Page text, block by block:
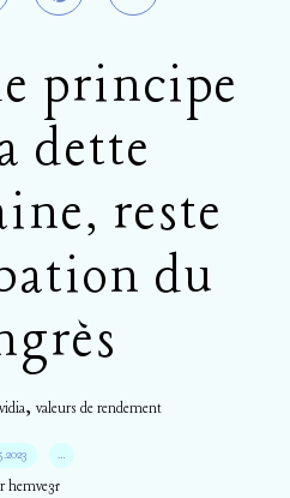
principe
dette
reste
du
, valeurs de rendement
…
hemve31